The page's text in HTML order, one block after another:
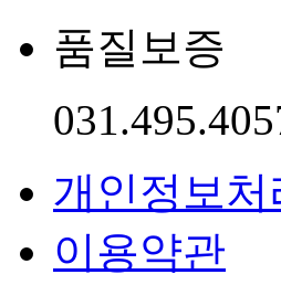
품질보증
개인정보처
이용약관